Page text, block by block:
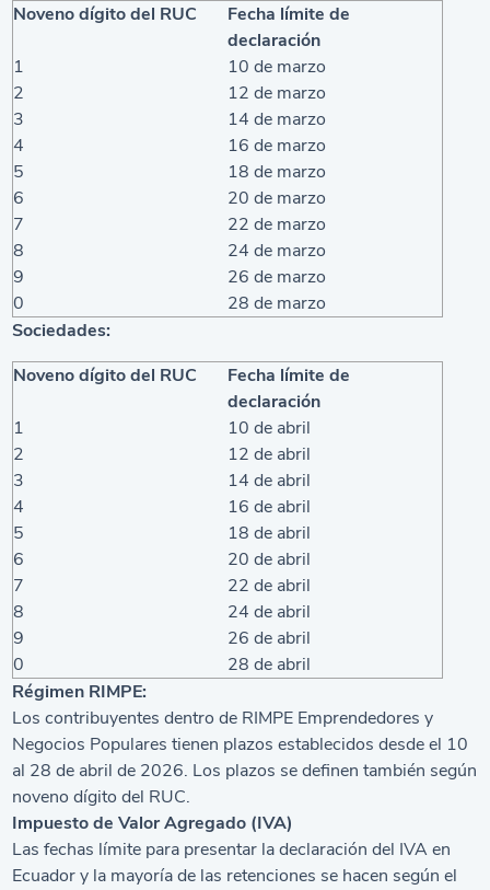
Noveno dígito del RUC
Fecha límite de
declaración
1
10 de marzo
2
12 de marzo
3
14 de marzo
4
16 de marzo
5
18 de marzo
6
20 de marzo
7
22 de marzo
8
24 de marzo
9
26 de marzo
0
28 de marzo
Sociedades:
Noveno dígito del RUC
Fecha límite de
declaración
1
10 de abril
2
12 de abril
3
14 de abril
4
16 de abril
5
18 de abril
6
20 de abril
7
22 de abril
8
24 de abril
9
26 de abril
0
28 de abril
Régimen RIMPE:
Los contribuyentes dentro de RIMPE Emprendedores y
Negocios Populares tienen plazos establecidos desde el 10
al 28 de abril de 2026. Los plazos se definen también según
noveno dígito del RUC.
Impuesto de Valor Agregado (IVA)
Las fechas límite para presentar la declaración del IVA en
Ecuador y la mayoría de las retenciones se hacen según el